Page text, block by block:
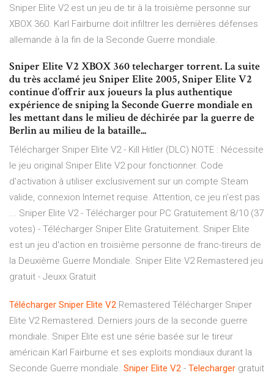
Sniper Elite V2 est un jeu de tir à la troisième personne sur
XBOX 360. Karl Fairburne doit infiltrer les dernières défenses
allemande à la fin de la Seconde Guerre mondiale.
Sniper Elite V2 XBOX 360 telecharger torrent. La suite
du très acclamé jeu Sniper Elite 2005, Sniper Elite V2
continue d’offrir aux joueurs la plus authentique
expérience de sniping la Seconde Guerre mondiale en
les mettant dans le milieu de déchirée par la guerre de
Berlin au milieu de la bataille...
Télécharger Sniper Elite V2 - Kill Hitler (DLC) NOTE : Nécessite
le jeu original Sniper Elite V2 pour fonctionner. Code
d'activation à utiliser exclusivement sur un compte Steam
valide, connexion Internet requise. Attention, ce jeu n'est pas
... Sniper Elite V2 - Télécharger pour PC Gratuitement 8/10 (37
votes) - Télécharger Sniper Elite Gratuitement. Sniper Elite
est un jeu d'action en troisième personne de franc-tireurs de
la Deuxième Guerre Mondiale. Sniper Elite V2 Remastered jeu
gratuit - Jeuxx Gratuit
Télécharger Sniper Elite V2 Remastered Télécharger Sniper
Elite V2 Remastered. Derniers jours de la seconde guerre
mondiale. Sniper Elite est une série basée sur le tireur
américain Karl Fairburne et ses exploits mondiaux durant la
Seconde Guerre mondiale. Sniper Elite V2 - Telecharger gratuit